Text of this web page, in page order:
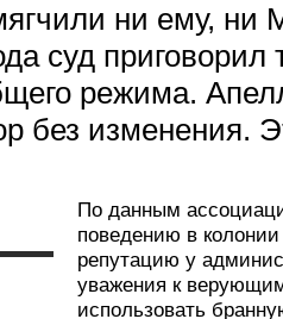
ни ему, ни
суд
режима.
без изменения.
По данным
поведению в
репутацию у
уважения к
использовать